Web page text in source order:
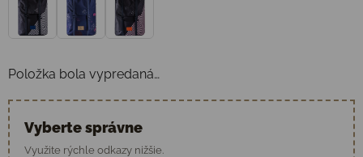
Položka bola vypredaná…
Vyberte správne
Využite rýchle odkazy nižšie.